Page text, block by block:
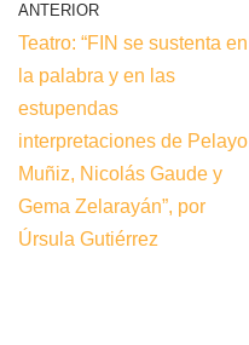
ANTERIOR
Teatro: “FIN se sustenta en
la palabra y en las
estupendas
interpretaciones de Pelayo
Muñiz, Nicolás Gaude y
Gema Zelarayán”, por
Úrsula Gutiérrez